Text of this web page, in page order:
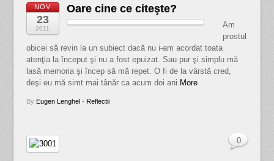
NOV
23
2011
Oare cine ce citeşte?
Am
prostul
obicei să revin la un subiect dacă nu i-am acordat toata
atenţia la început şi nu a fost epuizat. Sau pur şi simplu mă
lasă memoria şi încep să mă repet. O fi de la vârstă cred,
deşi eu mă simt mai tânăr ca acum doi ani. More
By Eugen Lenghel• Reflectii
0